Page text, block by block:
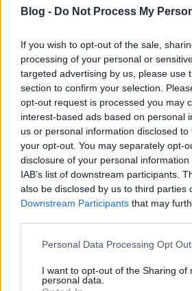
Blog - Do Not Process My
If you wish to opt-out of the sale,
processing of your personal or
targeted advertising by us, please use
section to confirm your selection.
opt-out request is processed you may
interest-based ads based on personal
us or personal information disclosed
your opt-out. You may separately opt-
disclosure of your personal
IAB’s list of downstream participants.
also be disclosed by us to third parties
Downstream Participants that may
Please note that this website/app uses
not limited to your visit or usage
grant or deny consent to Google and
Personal Data Processing Opt
I want to opt-out of the Sharing of
personal data.
vannak valamennyi
parlamenti képviselői,
lemondani a végső soron a
tulajdonviszonyokban
privilégiumaikról.
A történelem arra tanít – már
hogy ez csak az alapokat érintő
lehetséges, azaz forradalommal.
nyugati társadalmakban, így a
transznacionális)
elégedetlensége elér egy